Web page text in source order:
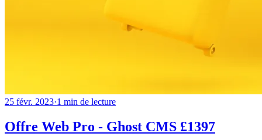
25 févr. 2023·1 min de lecture
Offre Web Pro - Ghost CMS £1397